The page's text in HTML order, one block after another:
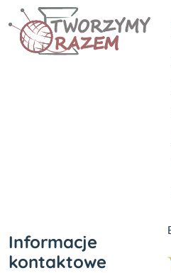
Informacje
kontaktowe